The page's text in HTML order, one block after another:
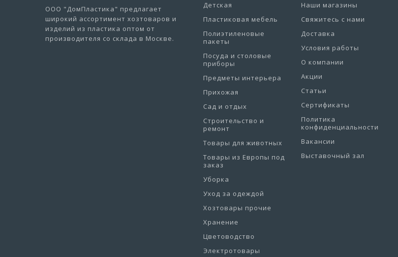
ООО "ДомПластика" предлагает
широкий ассортимент хозтоваров и
изделий из пластика оптом от
производителя со склада в Москве.
Детская
Пластиковая мебель
Полиэтиленовые
пакеты
Посуда и столовые
приборы
Предметы интерьера
Прихожая
Сад и отдых
Строительство и
ремонт
Товары для животных
Товары из Европы под
заказ
Уборка
Уход за одеждой
Хозтовары прочие
Хранение
Цветоводство
Электротовары
Наши магазины
Свяжитесь с нами
Доставка
Условия работы
О компании
Акции
Статьи
Сертификаты
Политика
конфиденциальности
Вакансии
Выставочный зал